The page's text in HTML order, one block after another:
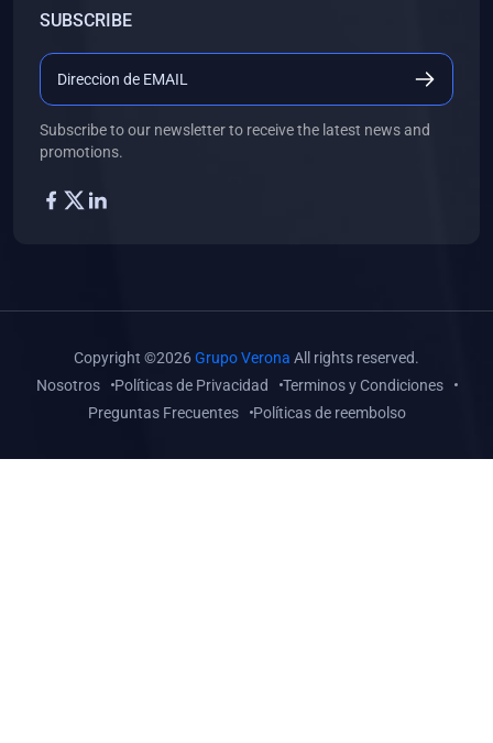
SUBSCRIBE
Subscribe to our newsletter to receive the latest news and
promotions.
Copyright ©2026 Grupo Verona All rights reserved.
Nosotros
Políticas de Privacidad
Terminos y Condiciones
Preguntas Frecuentes
Políticas de reembolso